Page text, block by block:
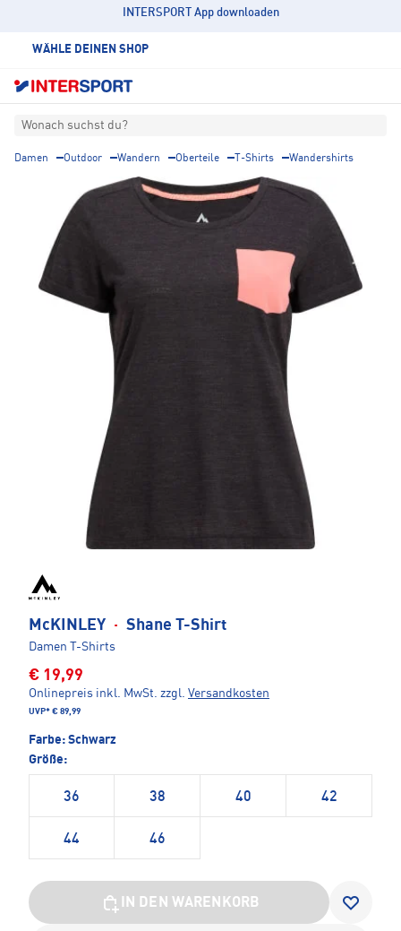
INTERSPORT App downloaden
WÄHLE DEINEN SHOP
Wonach suchst du?
Damen Outdoor Wandern Oberteile T-Shirts Wandershirts
McKINLEY · Shane T-Shirt
Damen T-Shirts
€ 19,99
Onlinepreis inkl. MwSt. zzgl. Versandkosten
UVP* € 89,99
Farbe: Schwarz
Größe:
36 38 40 42
44 46
IN DEN WARENKORB